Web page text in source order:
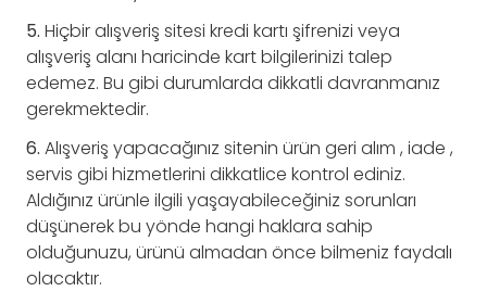
5. Hiçbir alışveriş sitesi kredi kartı şifrenizi veya
alışveriş alanı haricinde kart bilgilerinizi talep
edemez. Bu gibi durumlarda dikkatli davranmanız
gerekmektedir.
6. Alışveriş yapacağınız sitenin ürün geri alım , iade ,
servis gibi hizmetlerini dikkatlice kontrol ediniz.
Aldığınız ürünle ilgili yaşayabileceğiniz sorunları
düşünerek bu yönde hangi haklara sahip
olduğunuzu, ürünü almadan önce bilmeniz faydalı
olacaktır.